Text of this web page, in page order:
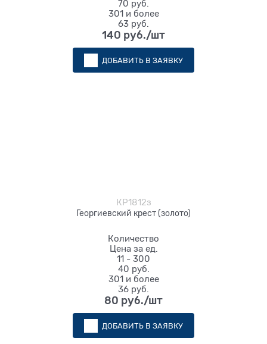
70 руб.
301 и более
63 руб.
140 руб./шт
ДОБАВИТЬ В ЗАЯВКУ
КР1812з
Георгиевский крест (золото)
Количество
Цена за ед.
11 - 300
40 руб.
301 и более
36 руб.
80 руб./шт
ДОБАВИТЬ В ЗАЯВКУ